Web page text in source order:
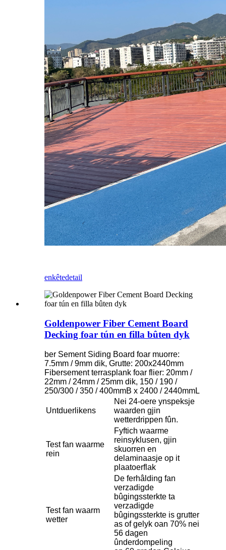
enkêtedetail
Goldenpower Fiber Cement Board
Decking foar tún en filla bûten dyk
ber Sement Siding Board foar muorre:
7.5mm / 9mm dik, Grutte: 200x2440mm
Fibersement terrasplank foar flier: 20mm /
22mm / 24mm / 25mm dik, 150 / 190 /
250/300 / 350 / 400mmB x 2400 / 2440mmL
Untduerlikens
Nei 24-oere ynspeksje
waarden gjin
wetterdrippen fûn.
Test fan waarme
rein
Fyftich waarme
reinsyklusen, gjin
skuorren en
delaminaasje op it
plaatoerflak
Test fan waarm
wetter
De ferhâlding fan
verzadigde
bûgingssterkte ta
verzadigde
bûgingssterkte is grutter
as of gelyk oan 70% nei
56 dagen
ûnderdompeling